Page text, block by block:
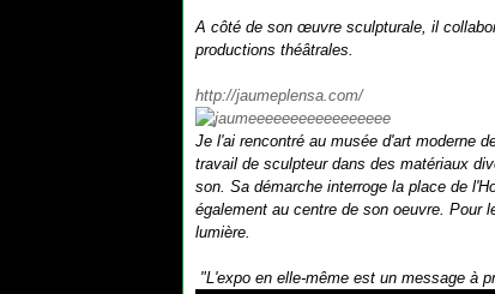
A côté de son œuvre sculpturale, il
productions théâtrales.
http://jaumeplensa.com/
Je l'ai rencontré au musée d'art moderne
travail de sculpteur dans des matériaux
son. Sa démarche interroge la place de
également au centre de son oeuvre. Pour
lumière.
"L'expo en elle-même est un message à